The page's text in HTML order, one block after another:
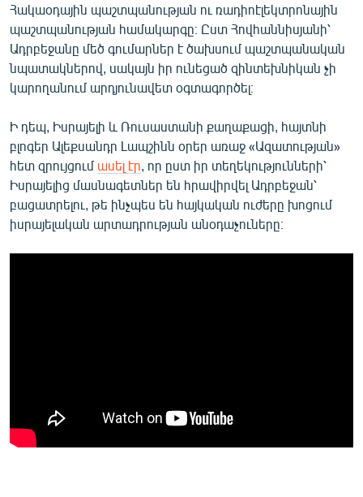
Հակաօդային պաշտպանության ու ռադիոէլեկտրոնային
պաշտպանության համակարգը։ Ըստ Հովհաննիսյանի՝
Ադրբեջանը մեծ գումարներ է ծախսում պաշտպանական
նպատակներով, սակայն իր ունեցած զինտեխնիկան չի
կարողանում արդյունավետ օգտագործել։
Ի դեպ, Իսրայելի և Ռուսաստանի քաղաքացի, հայտնի
բլոգեր Ալեքսանդր Լապշինն օրեր առաջ «Ազատության»
հետ զրույցում ասել էր , որ ըստ իր տեղեկությունների՝
Իսրայելից մասնագետներ են հրավիրվել Ադրբեջան՝
բացատրելու, թե ինչպես են հայկական ուժերը խոցում
իսրայելական արտադրության անօդաչուները։